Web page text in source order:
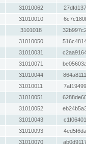
31010062
31010010
3101018
31010050
31010031
31010071
31010044
31010011
31010051
31010052
31010043
31010093
31010070